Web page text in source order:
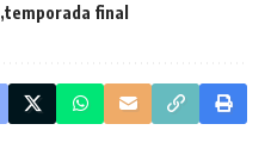
temporada final